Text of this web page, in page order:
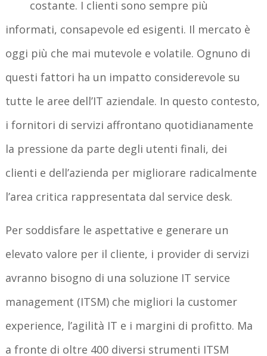
costante. I clienti sono sempre più
informati, consapevole ed esigenti. Il mercato è
oggi più che mai mutevole e volatile. Ognuno di
questi fattori ha un impatto considerevole su
tutte le aree dell’IT aziendale. In questo contesto,
i fornitori di servizi affrontano quotidianamente
la pressione da parte degli utenti finali, dei
clienti e dell’azienda per migliorare radicalmente
l’area critica rappresentata dal service desk.
Per soddisfare le aspettative e generare un
elevato valore per il cliente, i provider di servizi
avranno bisogno di una soluzione IT service
management (ITSM) che migliori la customer
experience, l’agilità IT e i margini di profitto. Ma
a fronte di oltre 400 diversi strumenti ITSM